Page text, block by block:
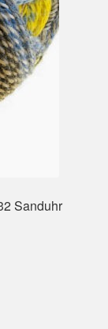
Sanduhr